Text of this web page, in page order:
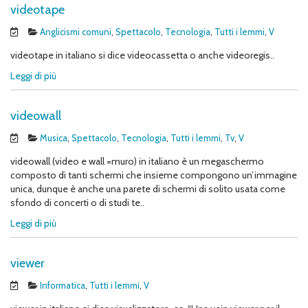
videotape
Anglicismi comuni, Spettacolo, Tecnologia, Tutti i lemmi, V
videotape in italiano si dice videocassetta o anche videoregis..
Leggi di più
videowall
Musica, Spettacolo, Tecnologia, Tutti i lemmi, Tv, V
videowall (video e wall =muro) in italiano è un megaschermo
composto di tanti schermi che insieme compongono un’immagine
unica, dunque è anche una parete di schermi di solito usata come
sfondo di concerti o di studi te..
Leggi di più
viewer
Informatica, Tutti i lemmi, V